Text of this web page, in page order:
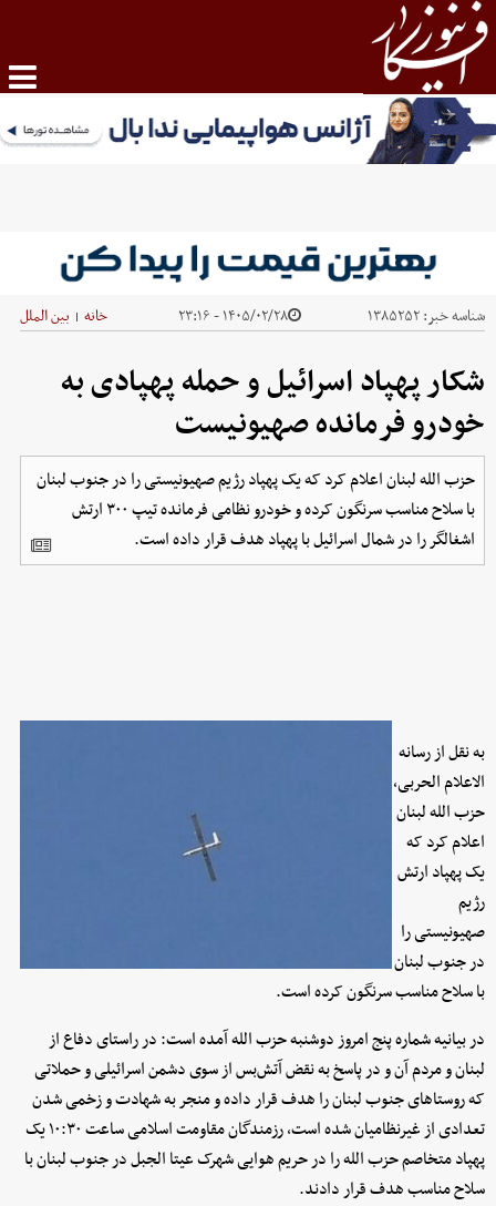
شناسه خبر:۱۳۸۵۲۵۲ ۱۴۰۵/۰۲/۲۸ - ۲۳:۱۶ خانه | بین الملل
شکار پهپاد اسرائیل و حمله پهپادی به
خودرو فرمانده صهیونیست
حزب الله لبنان اعلام کرد که یک پهپاد رژیم صهیونیستی را در جنوب لبنان
با سلاح مناسب سرنگون کرده و خودرو نظامی فرمانده تیپ ۳۰۰ ارتش
اشغالگر را در شمال اسرائیل با پهپاد هدف قرار داده است.
به نقل از رسانه
الاعلام الحربی،
حزب الله لبنان
اعلام کرد که
یک پهپاد ارتش
رژیم
صهیونیستی را
در جنوب لبنان
با سلاح مناسب سرنگون کرده است.
در بیانیه شماره پنج امروز دوشنبه حزب الله آمده است: در راستای دفاع از
لبنان و مردم آن و در پاسخ به نقض آتش‌بس از سوی دشمن اسرائیلی و حملاتی
که روستاهای جنوب لبنان را هدف قرار داده و منجر به شهادت و زخمی شدن
تعدادی از غیرنظامیان شده است، رزمندگان مقاومت اسلامی ساعت ۱۰:۳۰ یک
پهپاد متخاصم حزب الله را در حریم هوایی شهرک عیتا الجبل در جنوب لبنان با
سلاح مناسب هدف قرار دادند.